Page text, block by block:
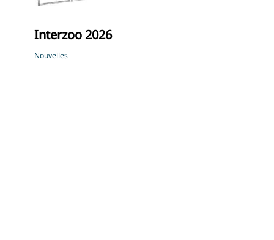
Interzoo 2026
Nouvelles